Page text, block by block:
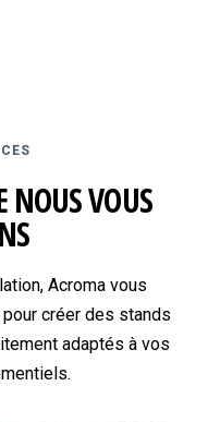
NOUS VOUS
Acroma vous
créer des stands
adaptés à vos